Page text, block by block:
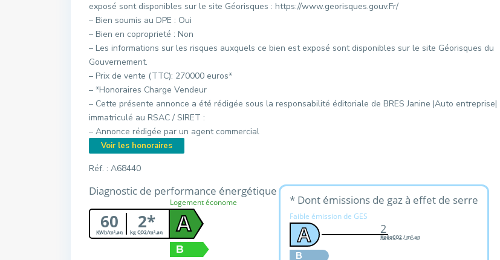
exposé sont disponibles sur le site Géorisques : https://www.georisques.gouv.Fr/
– Bien soumis au DPE : Oui
– Bien en coproprieté : Non
– Les informations sur les risques auxquels ce bien est exposé sont disponibles sur le site Géorisques du
Gouvernement.
– Prix de vente (TTC): 270000 euros*
– *Honoraires Charge Vendeur
– Cette présente annonce a été rédigée sous la responsabilité éditoriale de BRES Janine |Auto entreprise|
immatriculé au RSAC / SIRET :
– Annonce rédigée par un agent commercial
Voir les honoraires
Réf. : A68440
Diagnostic de performance énergétique
60
KWh/m².an 2*
kg CO2/m².an
Logement économe
A
B
* Dont émissions de gaz à effet de serre
Faible émission de GES
A
B
2
KgéqCO2 / m².an